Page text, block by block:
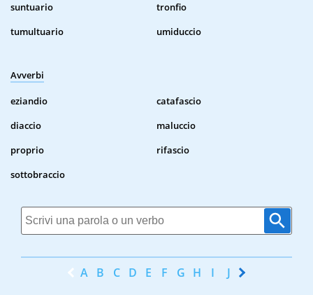
suntuario
tronfio
tumultuario
umiduccio
Avverbi
eziandio
catafascio
diaccio
maluccio
proprio
rifascio
sottobraccio
A B C D E F G H I J K